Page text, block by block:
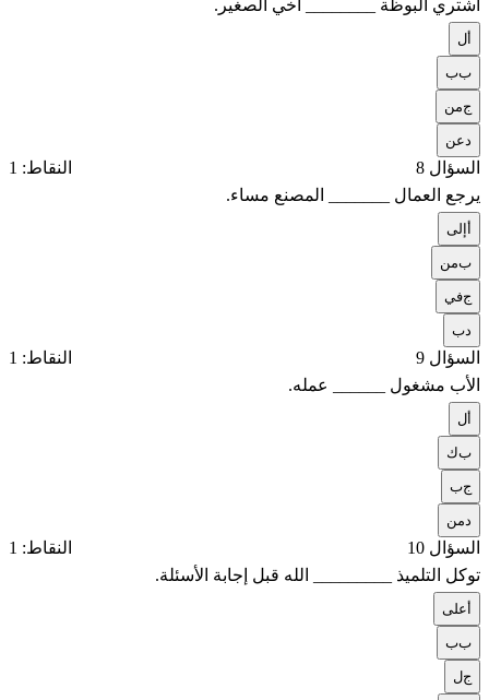
أشتري البوظة ________ أخي الصغير.
ل
بب
جمن
عن
السؤال 8
النقاط: 1
يرجع العمال _______ المصنع مساء.
إلى
بمن
جفي
ب
السؤال 9
النقاط: 1
الأب مشغول ______ عمله.
ل
بك
جب
من
السؤال 10
النقاط: 1
توكل التلميذ _________ الله قبل إجابة الأسئلة.
على
بب
جل